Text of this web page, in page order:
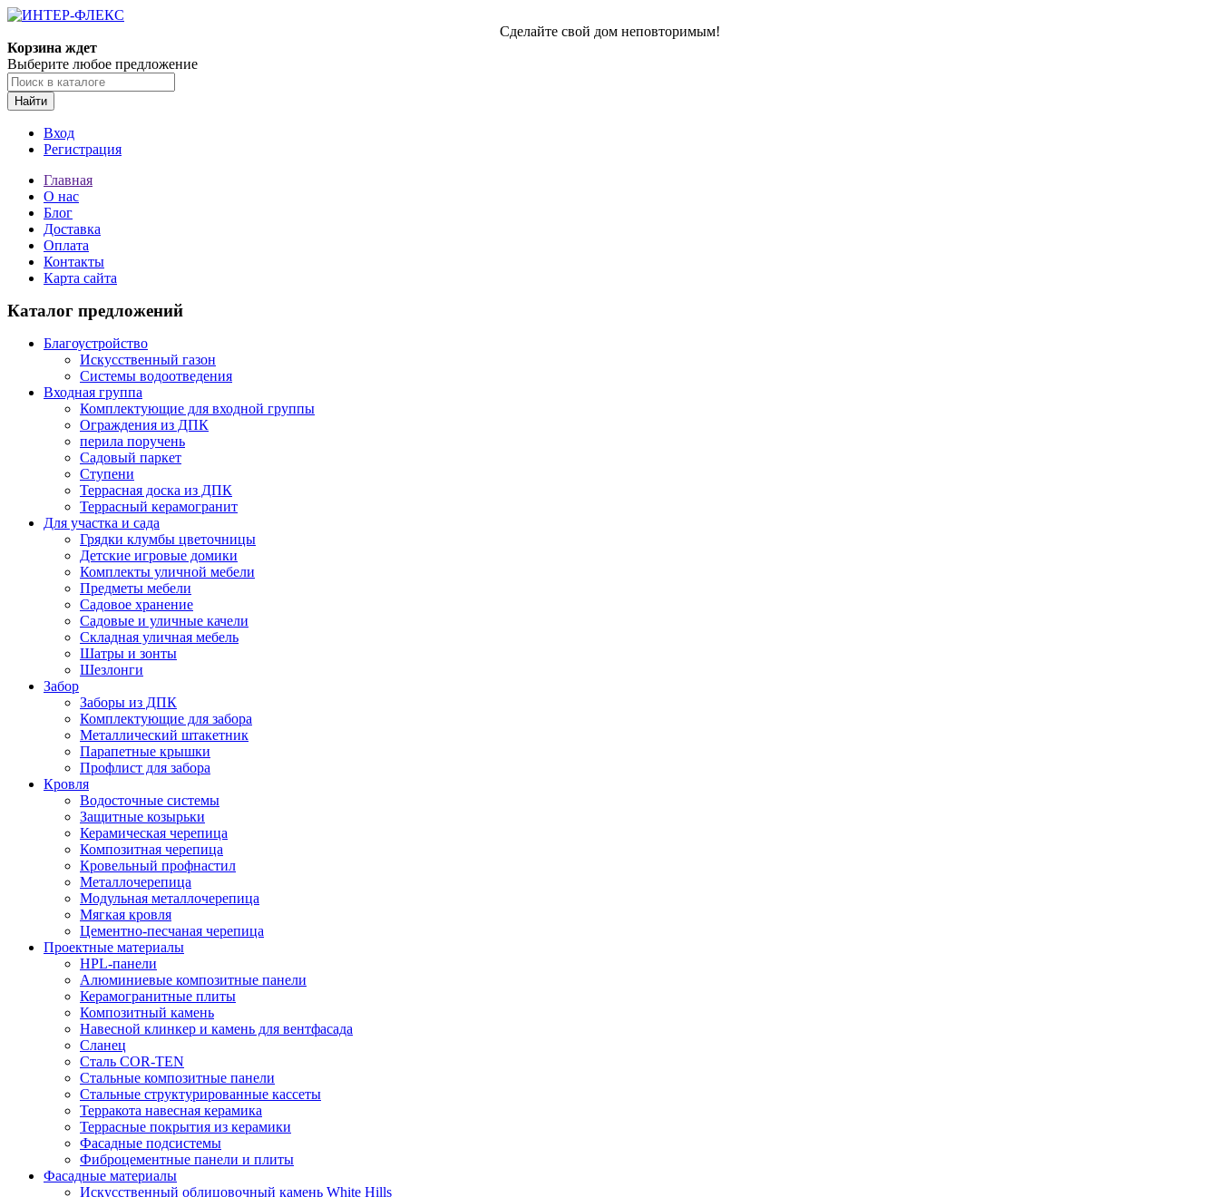
Сделайте свой дом неповторимым!
Корзина ждет
Выберите любое предложение
Найти
Вход
Регистрация
Главная
О нас
Блог
Доставка
Оплата
Контакты
Карта сайта
Каталог предложений
Благоустройство
Искусственный газон
Системы водоотведения
Входная группа
Комплектующие для входной группы
Ограждения из ДПК
перила поручень
Садовый паркет
Ступени
Террасная доска из ДПК
Террасный керамогранит
Для участка и сада
Грядки клумбы цветочницы
Детские игровые домики
Комплекты уличной мебели
Предметы мебели
Садовое хранение
Садовые и уличные качели
Складная уличная мебель
Шатры и зонты
Шезлонги
Забор
Заборы из ДПК
Комплектующие для забора
Металлический штакетник
Парапетные крышки
Профлист для забора
Кровля
Водосточные системы
Защитные козырьки
Керамическая черепица
Композитная черепица
Кровельный профнастил
Металлочерепица
Модульная металлочерепица
Мягкая кровля
Цементно-песчаная черепица
Проектные материалы
HPL-панели
Алюминиевые композитные панели
Керамогранитные плиты
Композитный камень
Навесной клинкер и камень для вентфасада
Сланец
Сталь COR-TEN
Стальные композитные панели
Стальные структурированные кассеты
Терракота навесная керамика
Террасные покрытия из керамики
Фасадные подсистемы
Фиброцементные панели и плиты
Фасадные материалы
Искусственный облицовочный камень White Hills